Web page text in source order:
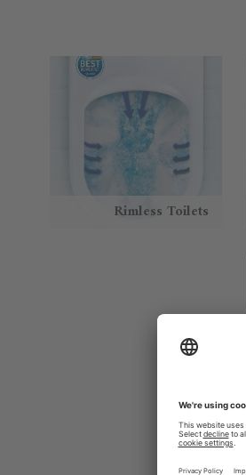
Rimless Toilets